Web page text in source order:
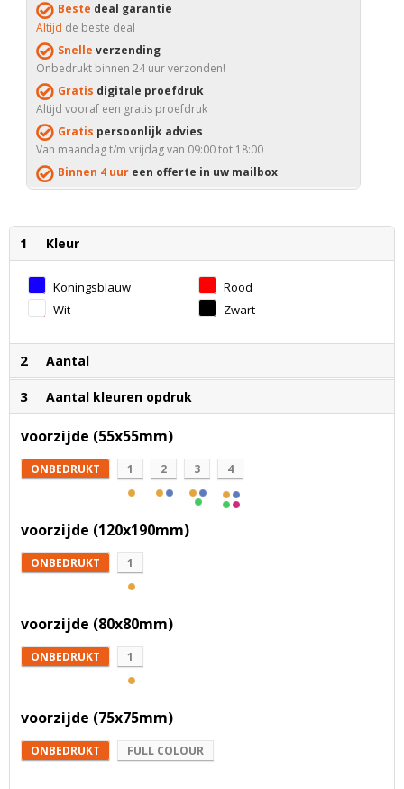
Beste deal garantie
Altijd de beste deal
Snelle verzending
Onbedrukt binnen 24 uur verzonden!
Gratis digitale proefdruk
Altijd vooraf een gratis proefdruk
Gratis persoonlijk advies
Van maandag t/m vrijdag van 09:00 tot 18:00
Binnen 4 uur een offerte in uw mailbox
1 Kleur
Koningsblauw
Rood
Wit
Zwart
2 Aantal
3 Aantal kleuren opdruk
voorzijde (55x55mm)
ONBEDRUKT 1 2 3 4
voorzijde (120x190mm)
ONBEDRUKT 1
voorzijde (80x80mm)
ONBEDRUKT 1
voorzijde (75x75mm)
ONBEDRUKT FULL COLOUR